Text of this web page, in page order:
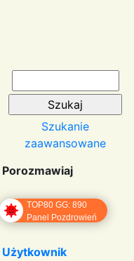
Szukanie
zaawansowane
Porozmawiaj
TOP80 GG: 890
Panel Pozdrowień
Użytkownik